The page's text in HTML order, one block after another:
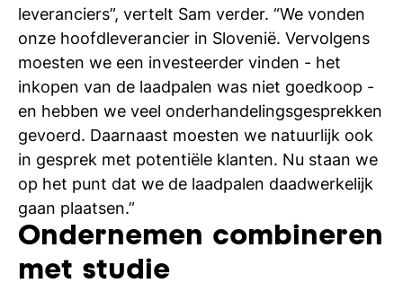
leveranciers”, vertelt Sam verder. “We vonden
onze hoofdleverancier in Slovenië. Vervolgens
moesten we een investeerder vinden - het
inkopen van de laadpalen was niet goedkoop -
en hebben we veel onderhandelingsgesprekken
gevoerd. Daarnaast moesten we natuurlijk ook
in gesprek met potentiële klanten. Nu staan we
op het punt dat we de laadpalen daadwerkelijk
gaan plaatsen.”
Ondernemen combineren
met studie